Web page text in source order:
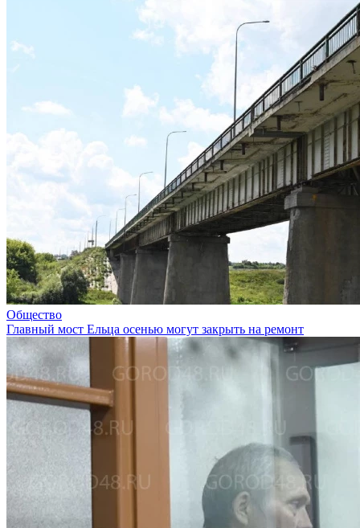
Общество
Главный мост Ельца осенью могут закрыть на ремонт